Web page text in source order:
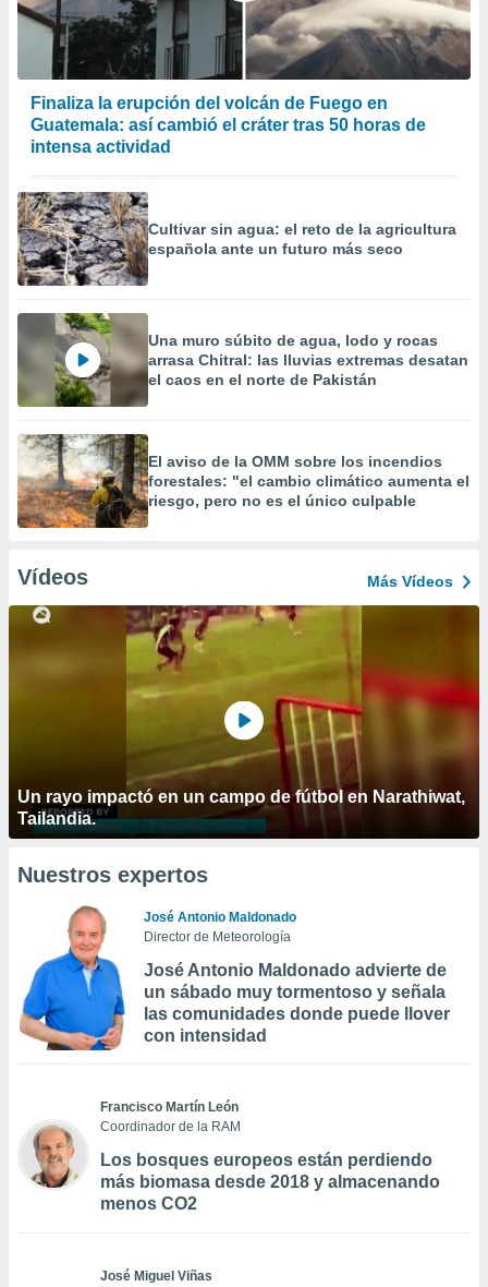
Finaliza la erupción del volcán de Fuego en
Guatemala: así cambió el cráter tras 50 horas de
intensa actividad
Cultivar sin agua: el reto de la agricultura
española ante un futuro más seco
Una muro súbito de agua, lodo y rocas
arrasa Chitral: las lluvias extremas desatan
el caos en el norte de Pakistán
El aviso de la OMM sobre los incendios
forestales: "el cambio climático aumenta el
riesgo, pero no es el único culpable
Vídeos Más Vídeos
Un rayo impactó en un campo de fútbol en Narathiwat,
Tailandia.
Nuestros expertos
José Antonio Maldonado
Director de Meteorología
José Antonio Maldonado advierte de
un sábado muy tormentoso y señala
las comunidades donde puede llover
con intensidad
Francisco Martín León
Coordinador de la RAM
Los bosques europeos están perdiendo
más biomasa desde 2018 y almacenando
menos CO2
José Miguel Viñas